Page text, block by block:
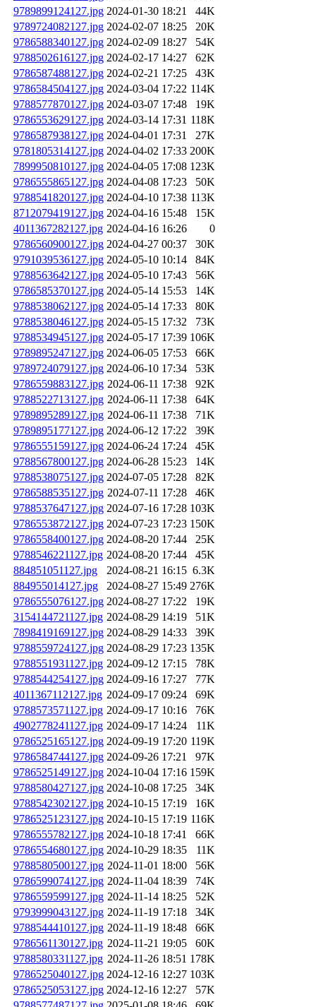
9789899124127.jpg 2024-01-30 18:21
44K
9789724082127.jpg 2024-02-07 18:25
20K
9786588340127.jpg 2024-02-09 18:27
54K
9788502616127.jpg 2024-02-17 14:27
62K
9786587488127.jpg 2024-02-21 17:25
43K
9786584504127.jpg 2024-03-04 17:22 114K
9788577870127.jpg 2024-03-07 17:48
19K
9786553629127.jpg 2024-03-14 17:31 118K
9786587938127.jpg 2024-04-01 17:31
27K
9781805314127.jpg 2024-04-02 17:33 200K
7899950810127.jpg 2024-04-05 17:08 123K
9786555865127.jpg 2024-04-08 17:23
50K
9788541820127.jpg 2024-04-10 17:38 113K
8712079419127.jpg 2024-04-16 15:48
15K
4011367282127.jpg 2024-04-16 16:26
0
9786560900127.jpg 2024-04-27 00:37
30K
9791039536127.jpg 2024-05-10 10:14
84K
9788563642127.jpg 2024-05-10 17:43
56K
9786585370127.jpg 2024-05-14 15:53
14K
9788538062127.jpg 2024-05-14 17:33
80K
9788538046127.jpg 2024-05-15 17:32
73K
9788534945127.jpg 2024-05-17 17:39 106K
9789895247127.jpg 2024-06-05 17:53
66K
9789724079127.jpg 2024-06-10 17:34
53K
9786559883127.jpg 2024-06-11 17:38
92K
9788522713127.jpg 2024-06-11 17:38
64K
9789895289127.jpg 2024-06-11 17:38
71K
9789895177127.jpg 2024-06-12 17:22
39K
9786555159127.jpg 2024-06-24 17:24
45K
9788567800127.jpg 2024-06-28 15:23
14K
9788538075127.jpg 2024-07-05 17:28
82K
9786588535127.jpg 2024-07-11 17:28
46K
9788537647127.jpg 2024-07-16 17:28 103K
9786553872127.jpg 2024-07-23 17:23 150K
9786558400127.jpg 2024-08-20 17:44
25K
9788546221127.jpg 2024-08-20 17:44
45K
884851051127.jpg
2024-08-21 16:15 6.3K
884955014127.jpg
2024-08-27 15:49 276K
9786555076127.jpg 2024-08-27 17:22
19K
3154144721127.jpg 2024-08-29 14:19
51K
7898419169127.jpg 2024-08-29 14:33
39K
9788559724127.jpg 2024-08-29 17:23 135K
9788551931127.jpg 2024-09-12 17:15
78K
9788544254127.jpg 2024-09-16 17:27
77K
4011367112127.jpg 2024-09-17 09:24
69K
9788573571127.jpg 2024-09-17 10:16
76K
4902778241127.jpg 2024-09-17 14:24
11K
9786525165127.jpg 2024-09-19 17:20 119K
9786584744127.jpg 2024-09-26 17:21
97K
9786525149127.jpg 2024-10-04 17:16 159K
9788580427127.jpg 2024-10-08 17:25
34K
9788542302127.jpg 2024-10-15 17:19
16K
9786525123127.jpg 2024-10-15 17:19 116K
9786555782127.jpg 2024-10-18 17:41
66K
9786554680127.jpg 2024-10-29 18:35
11K
9788580500127.jpg 2024-11-01 18:00
56K
9786599074127.jpg 2024-11-04 18:39
74K
9786559599127.jpg 2024-11-14 18:25
52K
9793999043127.jpg 2024-11-19 17:18
34K
9788544410127.jpg 2024-11-19 18:48
66K
9786561130127.jpg 2024-11-21 19:05
60K
9788580331127.jpg 2024-11-26 18:51 178K
9786525040127.jpg 2024-12-16 12:27 103K
9786525053127.jpg 2024-12-16 12:27
57K